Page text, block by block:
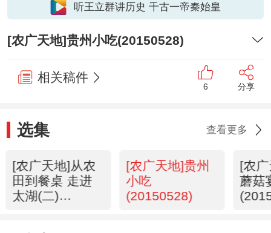
听王立群讲历史 千古一帝秦始皇
[农广天地]贵州小吃(20150528)
相关稿件
6 分享
选集 查看更多
[农广天地]从农
田到餐桌 走进
太湖(二)
[农广天地]贵州
小吃
(20150528)
[农
蘑菇